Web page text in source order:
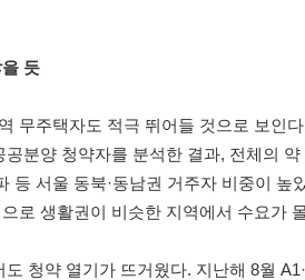
듯
무주택자도 적극 뛰어들 것으로 보인
분양 청약자를 분석한 결과, 전체의
등 서울 동북·동남권 거주자 비중이 높
로 생활권이 비슷한 지역에서 수요가
청약 열기가 뜨거웠다. 지난해 8월